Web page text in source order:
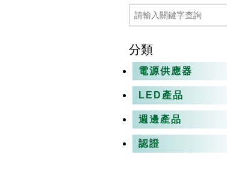
分類
電源供應器
LED產品
週邊產品
認證